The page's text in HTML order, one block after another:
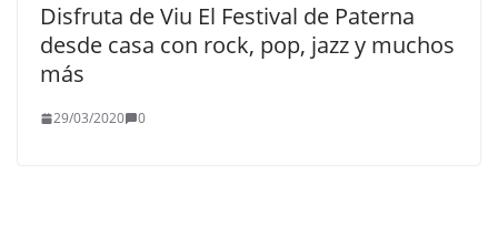
Disfruta de Viu El Festival de Paterna
desde casa con rock, pop, jazz y muchos
más
29/03/2020 0